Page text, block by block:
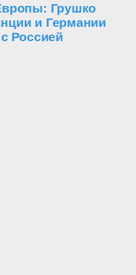
Грушко
и Германии
Россией